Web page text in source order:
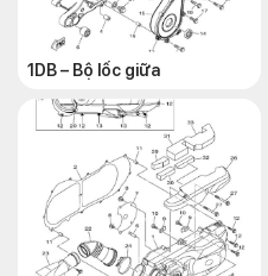
1DB – Bộ lốc giữa